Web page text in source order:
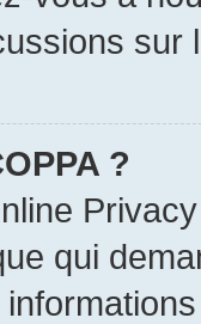
sur
?
qui